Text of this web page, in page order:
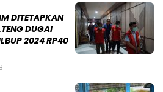
DITETAPKAN
DUGAI
2024 RP40